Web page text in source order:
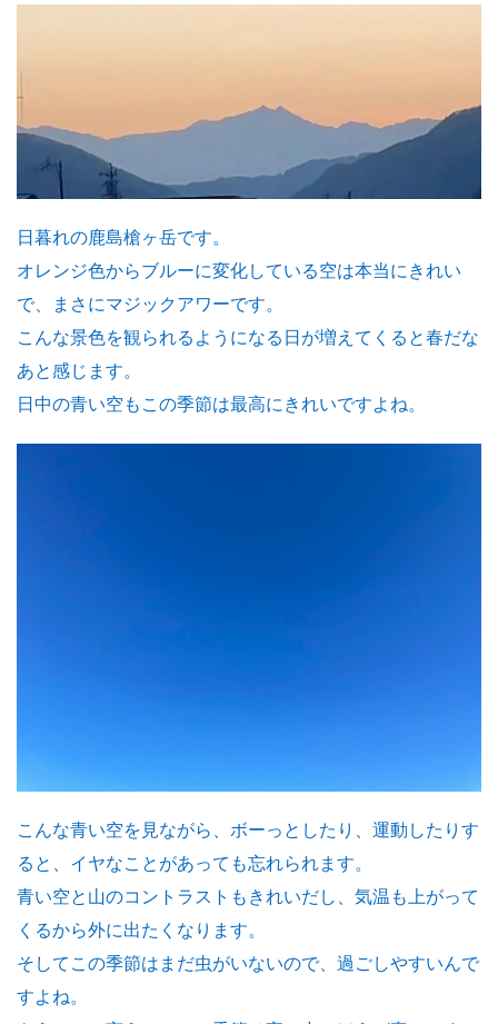
日暮れの鹿島槍ヶ岳です。
オレンジ色からブルーに変化している空は本当にきれい
で、まさにマジックアワーです。
こんな景色を観られるようになる日が増えてくると春だな
あと感じます。
日中の青い空もこの季節は最高にきれいですよね。
こんな青い空を見ながら、ボーっとしたり、運動したりす
ると、イヤなことがあっても忘れられます。
青い空と山のコントラストもきれいだし、気温も上がって
くるから外に出たくなります。
そしてこの季節はまだ虫がいないので、過ごしやすいんで
すよね。